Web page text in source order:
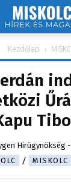
Kezdőlap
Hirügynökség -
MISKOLC